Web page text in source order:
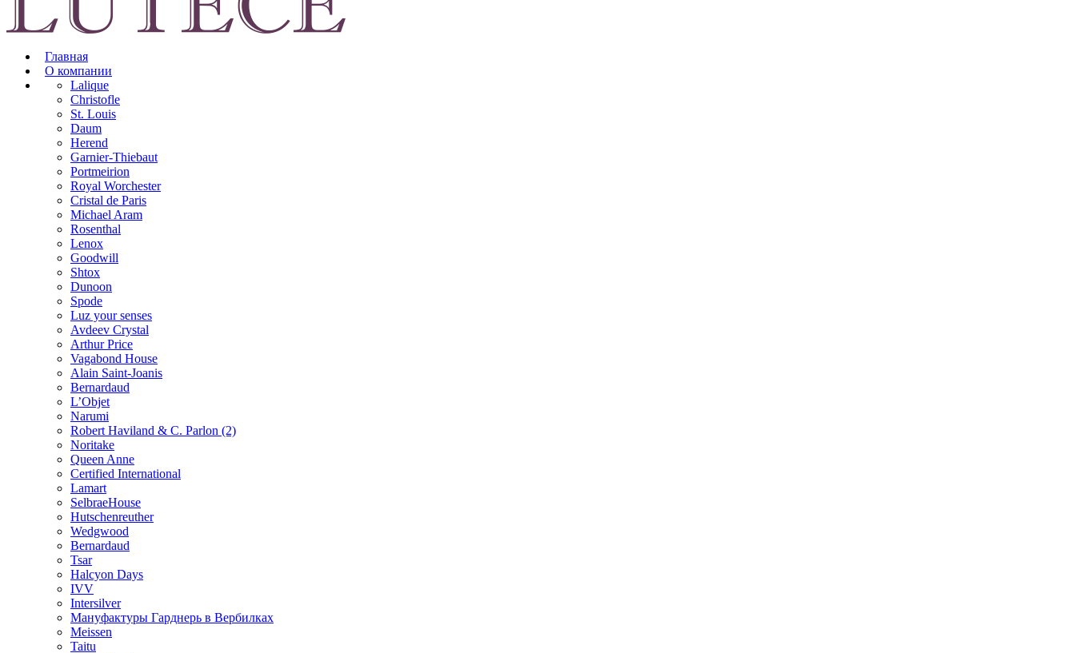
Главная
О компании
Lalique
Christofle
St. Louis
Daum
Herend
Garnier-Thiebaut
Portmeirion
Royal Worchester
Cristal de Paris
Michael Aram
Rosenthal
Lenox
Goodwill
Shtox
Dunoon
Spode
Luz your senses
Avdeev Crystal
Arthur Price
Vagabond House
Alain Saint-Joanis
Bernardaud
L’Objet
Narumi
Robert Haviland & C. Parlon (2)
Noritakе
Queen Anne
Certified International
Lamart
SelbraeHouse
Hutschenreuther
Wedgwood
Bernardaud
Tsar
Halcyon Days
IVV
Intersilver
Мануфактуры Гарднерь в Вербилках
Meissen
Taitu